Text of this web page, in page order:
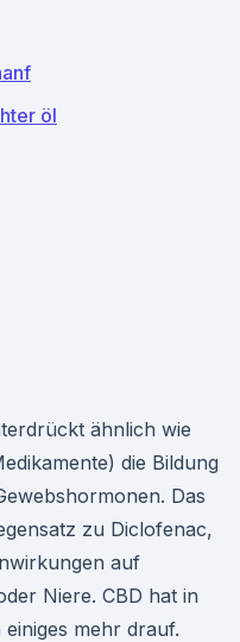
öl
ähnlich wie
die Bildung
Das
zu Diclofenac,
auf
Niere. CBD hat in
mehr drauf.